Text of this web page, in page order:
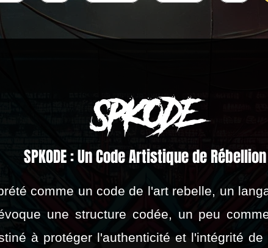
SPKODE
SPKODE : Un Code Artistique de Rébellion
comme un code de l'art rebelle, un
une structure codée, un peu
à protéger l'authenticité et l'intégrité